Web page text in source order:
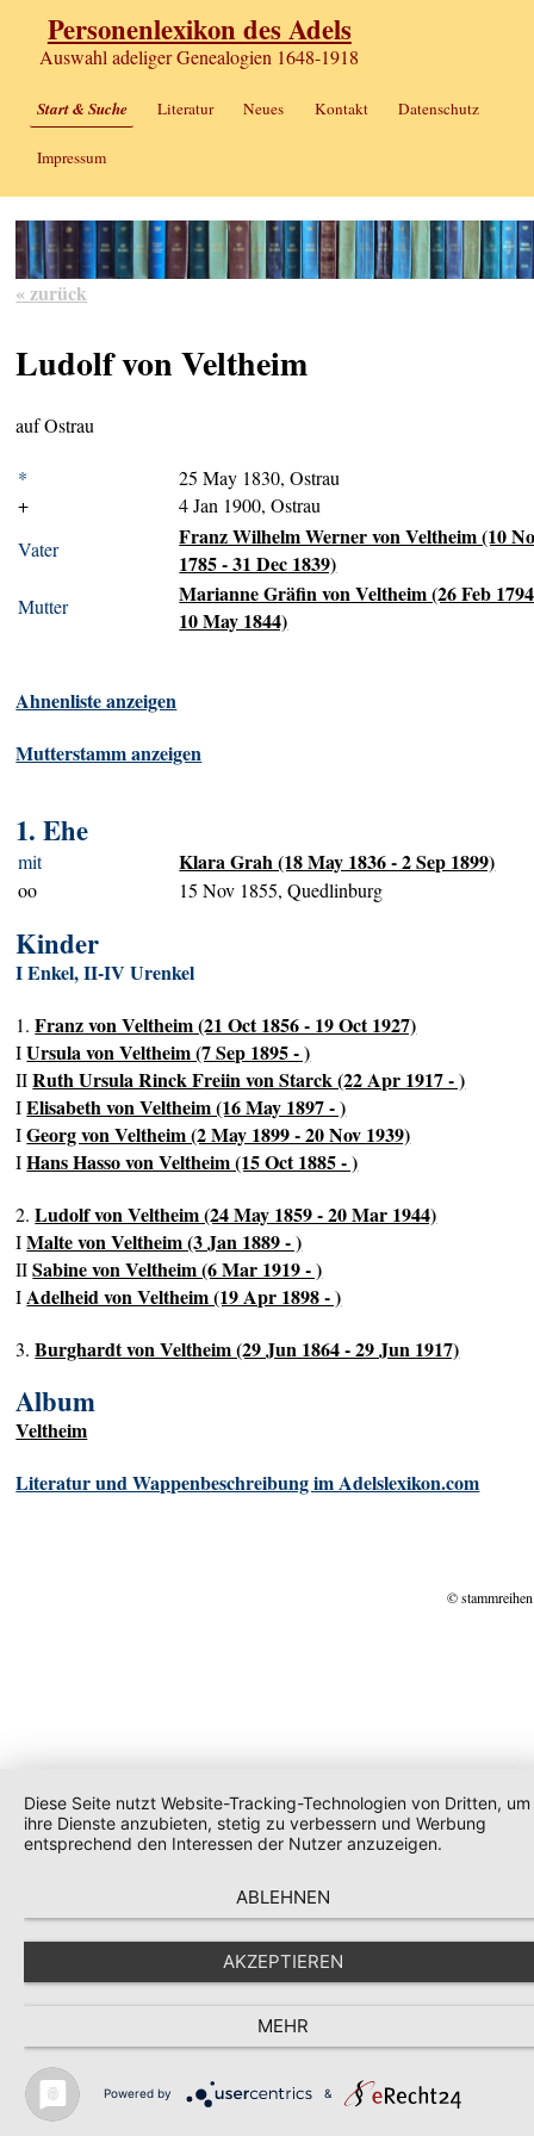
Personenlexikon des Adels
Auswahl adeliger Genealogien 1648-1918
Start & Suche Literatur Neues Kontakt Datenschutz
Impressum
« zurück
Ludolf von Veltheim
auf Ostrau
*
25 May 1830, Ostrau
+
4 Jan 1900, Ostrau
Vater
Franz Wilhelm Werner von Veltheim (10
1785 - 31 Dec 1839)
Mutter
Marianne Gräfin von Veltheim (26 Feb
10 May 1844)
Ahnenliste anzeigen
Mutterstamm anzeigen
1. Ehe
mit Klara Grah (18 May 1836 - 2 Sep 1899)
oo 15 Nov 1855, Quedlinburg
Kinder
I Enkel, II-IV Urenkel
1.Franz von Veltheim (21 Oct 1856 - 19 Oct 1927)
IUrsula von Veltheim (7 Sep 1895 - )
IIRuth Ursula Rinck Freiin von Starck (22 Apr 1917 - )
IElisabeth von Veltheim (16 May 1897 - )
IGeorg von Veltheim (2 May 1899 - 20 Nov 1939)
IHans Hasso von Veltheim (15 Oct 1885 - )
2.Ludolf von Veltheim (24 May 1859 - 20 Mar 1944)
IMalte von Veltheim (3 Jan 1889 - )
IISabine von Veltheim (6 Mar 1919 - )
IAdelheid von Veltheim (19 Apr 1898 - )
3.Burghardt von Veltheim (29 Jun 1864 - 29 Jun 1917)
Album
Veltheim
Literatur und Wappenbeschreibung im Adelslexikon.com
©
Diese Seite nutzt Website-Tracking-Technologien von Dritten, um
ihre Dienste anzubieten, stetig zu verbessern und Werbung
entsprechend den Interessen der Nutzer anzuzeigen.
ABLEHNEN
AKZEPTIEREN
MEHR
Powered by &